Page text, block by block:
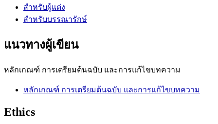
สำหรับผู้แต่ง
สำหรับบรรณารักษ์
แนวทางผู้เขียน
หลักเกณฑ์ การเตรียมต้นฉบับ และการแก้ไขบทความ
หลักเกณฑ์ การเตรียมต้นฉบับ และการแก้ไขบทความ
Ethics